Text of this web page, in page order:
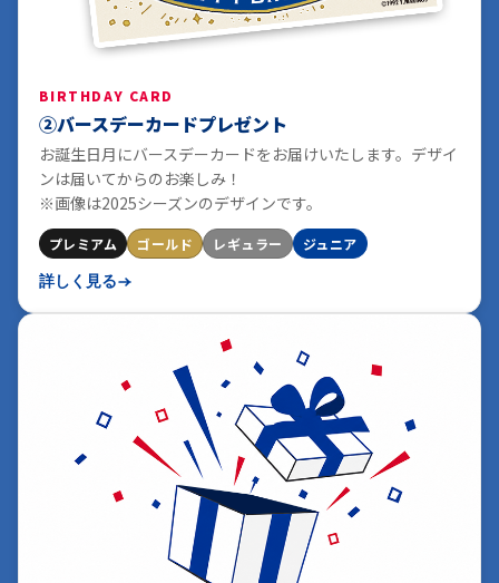
BIRTHDAY CARD
②バースデーカードプレゼント
お誕生日月にバースデーカードをお届けいたします。デザイ
ンは届いてからのお楽しみ！
※画像は2025シーズンのデザインです。
プレミアム ゴールド レギュラー ジュニア
詳しく見る